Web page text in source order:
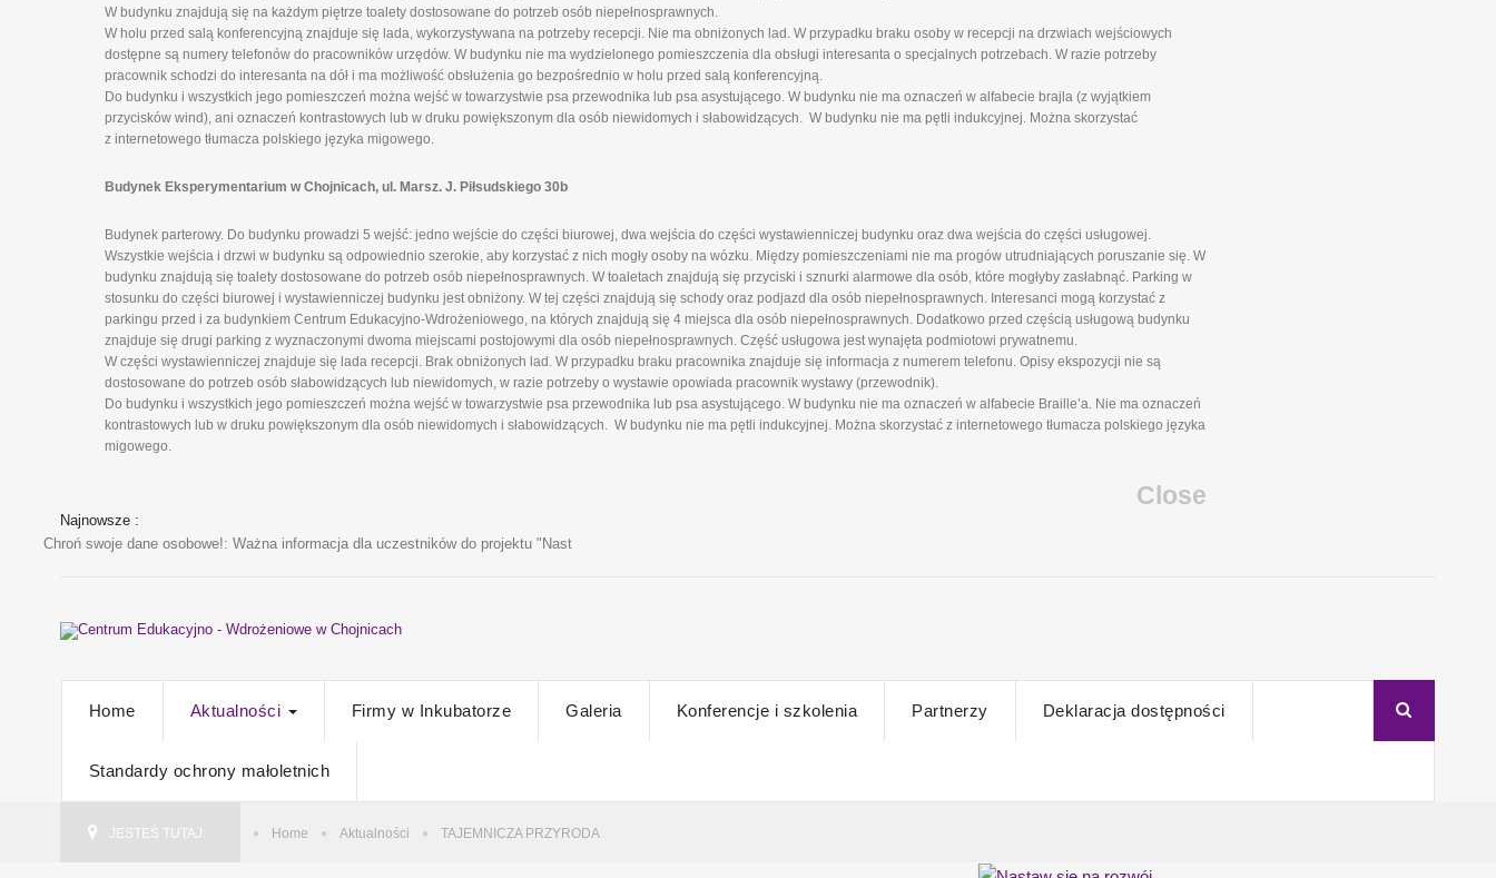
W budynku znajdują się na każdym piętrze toalety dostosowane do potrzeb osób niepełnosprawnych.
W holu przed salą konferencyjną znajduje się lada, wykorzystywana na potrzeby recepcji. Nie ma obniżonych lad. W przypadku braku osoby w recepcji na drzwiach wejściowych
dostępne są numery telefonów do pracowników urzędów. W budynku nie ma wydzielonego pomieszczenia dla obsługi interesanta o specjalnych potrzebach. W razie potrzeby
pracownik schodzi do interesanta na dół i ma możliwość obsłużenia go bezpośrednio w holu przed salą konferencyjną.
Do budynku i wszystkich jego pomieszczeń można wejść w towarzystwie psa przewodnika lub psa asystującego. W budynku nie ma oznaczeń w alfabecie brajla (z wyjątkiem
przycisków wind), ani oznaczeń kontrastowych lub w druku powiększonym dla osób niewidomych i słabowidzących. W budynku nie ma pętli indukcyjnej. Można skorzystać
z internetowego tłumacza polskiego języka migowego.
Budynek Eksperymentarium w Chojnicach, ul. Marsz. J. Piłsudskiego 30b
Budynek parterowy. Do budynku prowadzi 5 wejść: jedno wejście do części biurowej, dwa wejścia do części wystawienniczej budynku oraz dwa wejścia do części usługowej.
Wszystkie wejścia i drzwi w budynku są odpowiednio szerokie, aby korzystać z nich mogły osoby na wózku. Między pomieszczeniami nie ma progów utrudniających poruszanie się. W
budynku znajdują się toalety dostosowane do potrzeb osób niepełnosprawnych. W toaletach znajdują się przyciski i sznurki alarmowe dla osób, które mogłyby zasłabnąć. Parking w
stosunku do części biurowej i wystawienniczej budynku jest obniżony. W tej części znajdują się schody oraz podjazd dla osób niepełnosprawnych. Interesanci mogą korzystać z
parkingu przed i za budynkiem Centrum Edukacyjno-Wdrożeniowego, na których znajdują się 4 miejsca dla osób niepełnosprawnych. Dodatkowo przed częścią usługową budynku
znajduje się drugi parking z wyznaczonymi dwoma miejscami postojowymi dla osób niepełnosprawnych. Część usługowa jest wynajęta podmiotowi prywatnemu.
W części wystawienniczej znajduje się lada recepcji. Brak obniżonych lad. W przypadku braku pracownika znajduje się informacja z numerem telefonu. Opisy ekspozycji nie są
dostosowane do potrzeb osób słabowidzących lub niewidomych, w razie potrzeby o wystawie opowiada pracownik wystawy (przewodnik).
Do budynku i wszystkich jego pomieszczeń można wejść w towarzystwie psa przewodnika lub psa asystującego. W budynku nie ma oznaczeń w alfabecie Braille’a. Nie ma oznaczeń
kontrastowych lub w druku powiększonym dla osób niewidomych i słabowidzących. W budynku nie ma pętli indukcyjnej. Można skorzystać z internetowego tłumacza polskiego języka
migowego.
Close
Najnowsze :
Chroń swoje dane osobowe!: Ważna informacja dla uczestników do projektu "Nast
Home Aktualności Firmy w Inkubatorze Galeria Konferencje i szkolenia Partnerzy Deklaracja dostępności
Standardy ochrony małoletnich
JESTEŚ TUTAJ: Home Aktualności TAJEMNICZA PRZYRODA